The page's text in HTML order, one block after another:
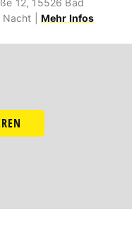
12, 15526 Bad
| Mehr Infos